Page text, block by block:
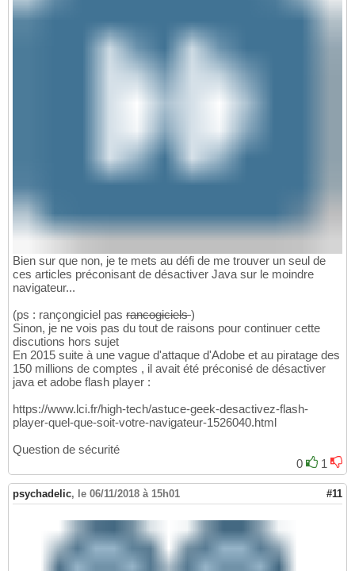
Bien sur que non, je te mets au défi de me trouver un seul de
ces articles préconisant de désactiver Java sur le moindre
navigateur...
(ps : rançongiciel pas rancogiciels)
Sinon, je ne vois pas du tout de raisons pour continuer cette
discutions hors sujet
En 2015 suite à une vague d'attaque d'Adobe et au piratage des
150 millions de comptes , il avait été préconisé de désactiver
java et adobe flash player :
https://www.lci.fr/high-tech/astuce-geek-desactivez-flash-
player-quel-que-soit-votre-navigateur-1526040.html
Question de sécurité
0
1
psychadelic, le 06/11/2018 à 15h01 #11